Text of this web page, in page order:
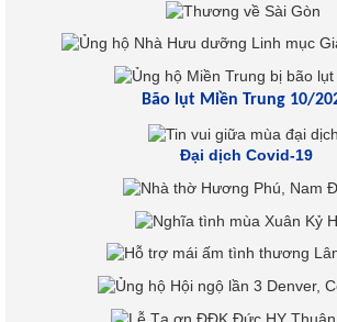
Bão lụt Miền Trung 10/
Đại dịch Covid-19